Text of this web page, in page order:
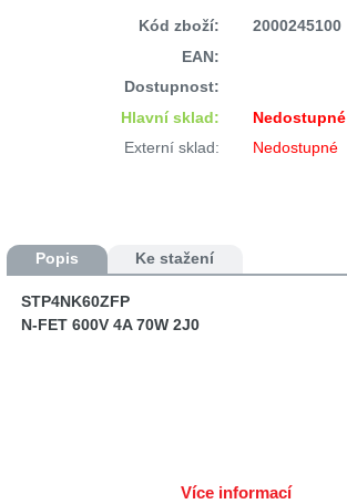
Kód zboží:
2000245100
EAN:
Dostupnost:
Hlavní sklad:
Nedostupné
Externí sklad:
Nedostupné
Popis Ke stažení
STP4NK60ZFP
N-FET 600V 4A 70W 2J0
Více informací